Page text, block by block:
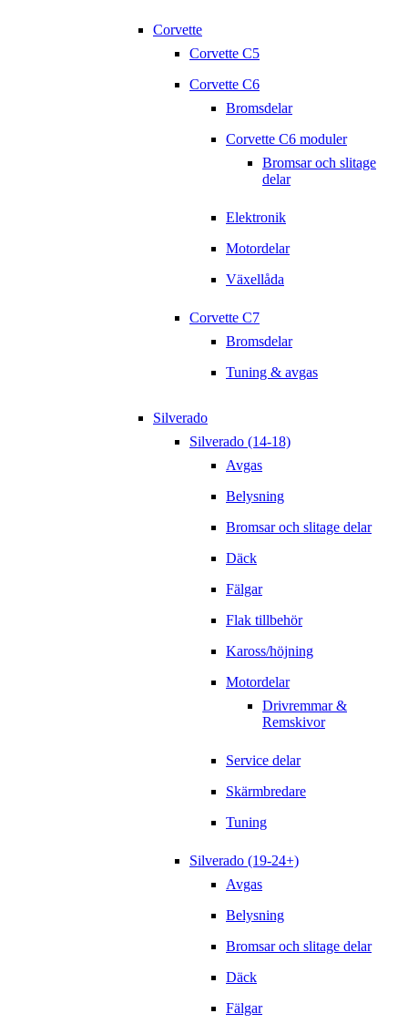
Corvette
Corvette C5
Corvette C6
Bromsdelar
Corvette C6 moduler
Bromsar och slitage
delar
Elektronik
Motordelar
Växellåda
Corvette C7
Bromsdelar
Tuning & avgas
Silverado
Silverado (14-18)
Avgas
Belysning
Bromsar och slitage delar
Däck
Fälgar
Flak tillbehör
Kaross/höjning
Motordelar
Drivremmar &
Remskivor
Service delar
Skärmbredare
Tuning
Silverado (19-24+)
Avgas
Belysning
Bromsar och slitage delar
Däck
Fälgar